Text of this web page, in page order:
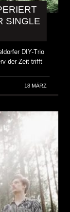
SINGLE
DIY-Trio
der Zeit trifft
18 MÄRZ